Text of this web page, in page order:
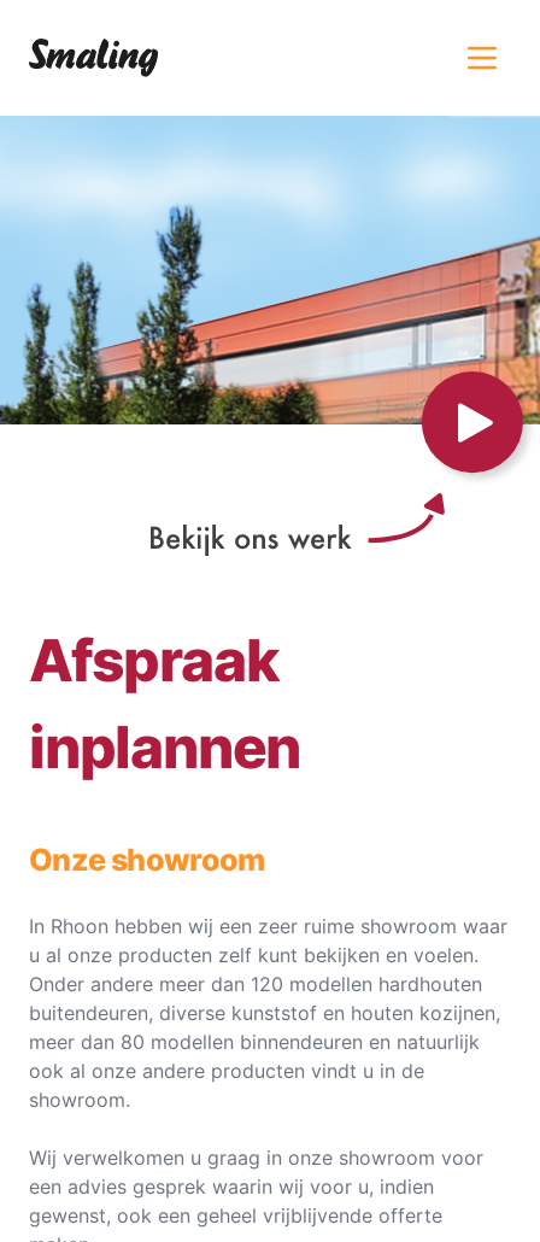
Afspraak
inplannen
Onze showroom
In Rhoon hebben wij een zeer ruime showroom waar
u al onze producten zelf kunt bekijken en voelen.
Onder andere meer dan 120 modellen hardhouten
buitendeuren, diverse kunststof en houten kozijnen,
meer dan 80 modellen binnendeuren en natuurlijk
ook al onze andere producten vindt u in de
showroom.
Wij verwelkomen u graag in onze showroom voor
een advies gesprek waarin wij voor u, indien
gewenst, ook een geheel vrijblijvende offerte